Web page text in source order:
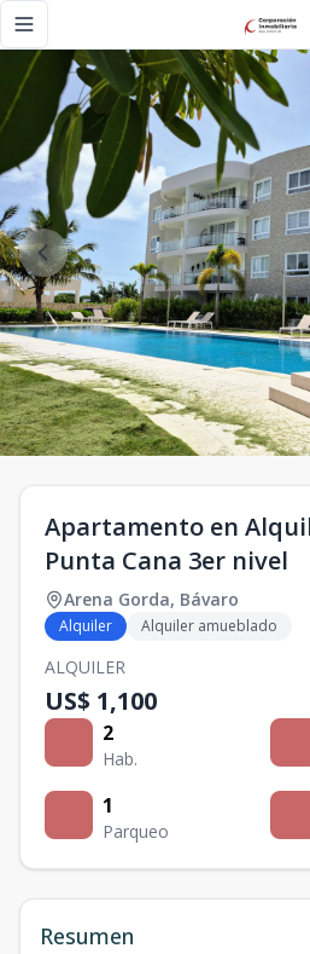
Toggle navigation menu
Apartamento en
Punta Cana 3er nivel
Arena Gorda, Bávaro
Alquiler Alquiler amueblado
ALQUILER
US$ 1,100
2
Hab.
1
Parqueo
Resumen
Apartamento en Alquiler –